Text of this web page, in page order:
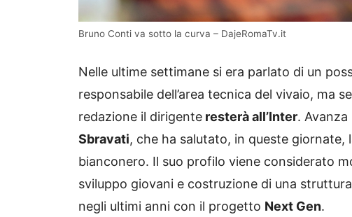
Bruno Conti va sotto la curva – DajeRomaTv.it
Nelle ultime settimane si era parlato di un
responsabile dell’area tecnica del vivaio, ma
redazione il dirigente resterà all’Inter.
Sbravati, che ha salutato, in queste giornate,
bianconero. Il suo profilo viene considerato
sviluppo giovani e costruzione di una
negli ultimi anni con il progetto Next Gen.